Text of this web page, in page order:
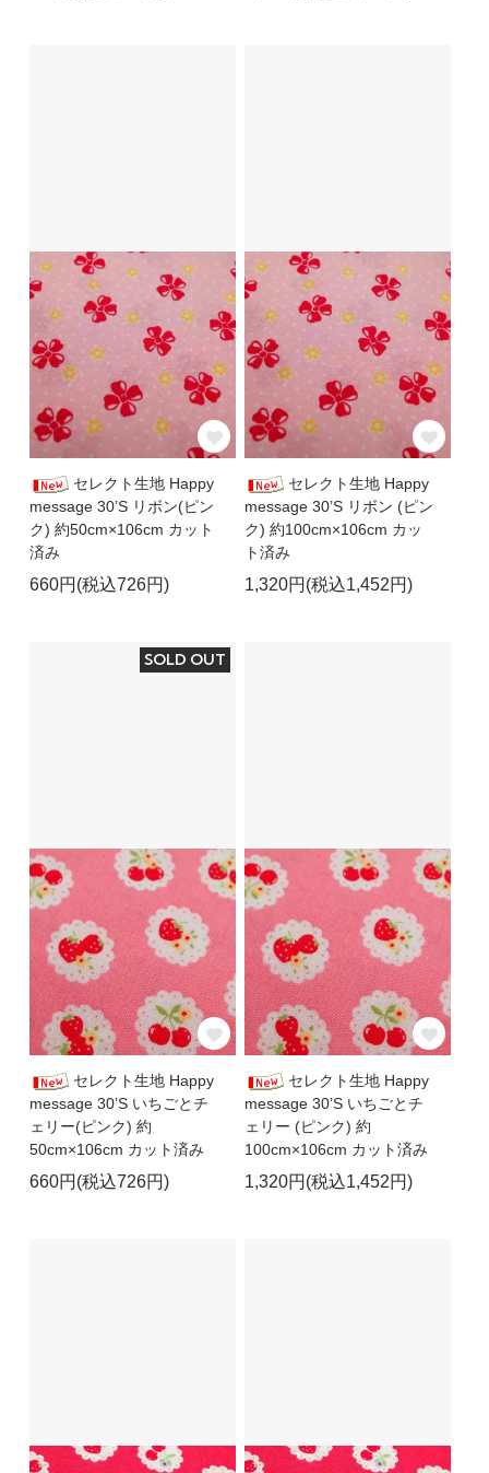
セレクト生地 Happy
message 30’S リボン(ピン
ク) 約50cm×106cm カット
済み
660円(税込726円)
セレクト生地 Happy
message 30’S リボン (ピン
ク) 約100cm×106cm カッ
ト済み
1,320円(税込1,452円)
SOLD OUT
セレクト生地 Happy
message 30’S いちごとチ
ェリー(ピンク) 約
50cm×106cm カット済み
660円(税込726円)
セレクト生地 Happy
message 30’S いちごとチ
ェリー (ピンク) 約
100cm×106cm カット済み
1,320円(税込1,452円)